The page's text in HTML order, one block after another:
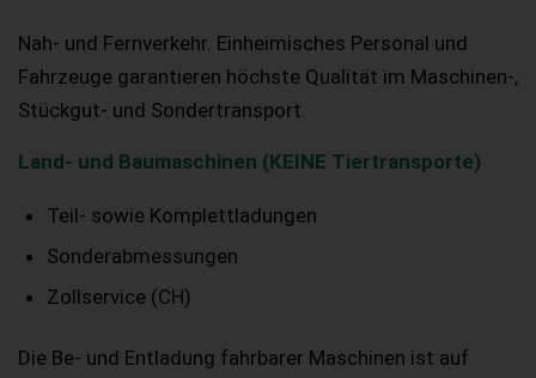
Nah- und Fernverkehr. Einheimisches Personal und
Fahrzeuge garantieren höchste Qualität im Maschinen-,
Stückgut- und Sondertransport.
Land- und Baumaschinen (KEINE Tiertransporte)
Teil- sowie Komplettladungen
Sonderabmessungen
Zollservice (CH)
Die Be- und Entladung fahrbarer Maschinen ist auf